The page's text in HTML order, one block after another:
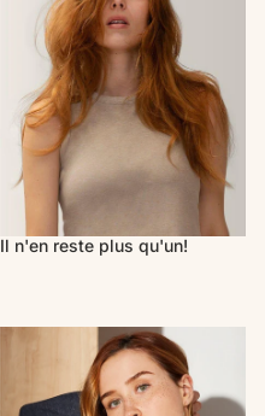
Il n'en reste plus qu'un!
Cherry Bobin